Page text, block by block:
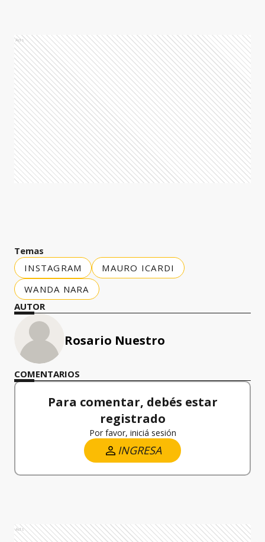
Ads
Temas
INSTAGRAM
MAURO ICARDI
WANDA NARA
AUTOR
Rosario Nuestro
COMENTARIOS
Para comentar, debés estar
registrado
Por favor, iniciá sesión
INGRESA
Ads